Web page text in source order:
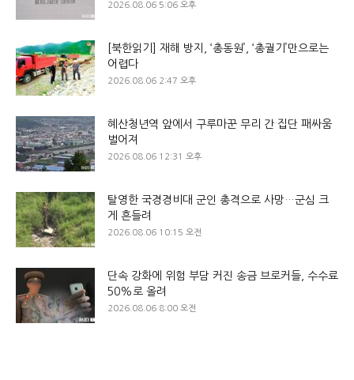
2026.08.06 5:06 오후
[북한읽기] 재해 방지, ‘총동원’, ‘총궐기’만으로는
어렵다
2026.08.06 2:47 오후
혜산청년역 앞에서 구루마꾼 무리 간 집단 패싸움
벌어져
2026.08.06 12:31 오후
탈영한 국경경비대 군인 총격으로 사망…군심 크
게 흔들려
2026.08.06 10:15 오전
단속 강화에 위험 부담 커진 송금 브로커들, 수수료
50%로 올려
2026.08.06 8:00 오전